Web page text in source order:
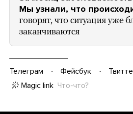
Мы узнали, что
говорят, что ситуация уже
заканчиваются
Телеграм Фейсбук
Magic link Что-что?